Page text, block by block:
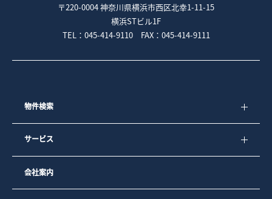
〒220-0004 神奈川県横浜市西区北幸1-11-15
横浜STビル1F
TEL：045-414-9110 FAX：045-414-9111
物件検索
サービス
会社案内